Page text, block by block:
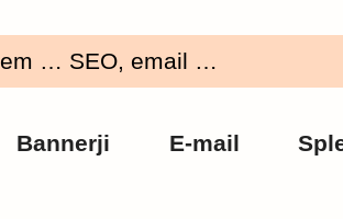
Bannerji E-mail